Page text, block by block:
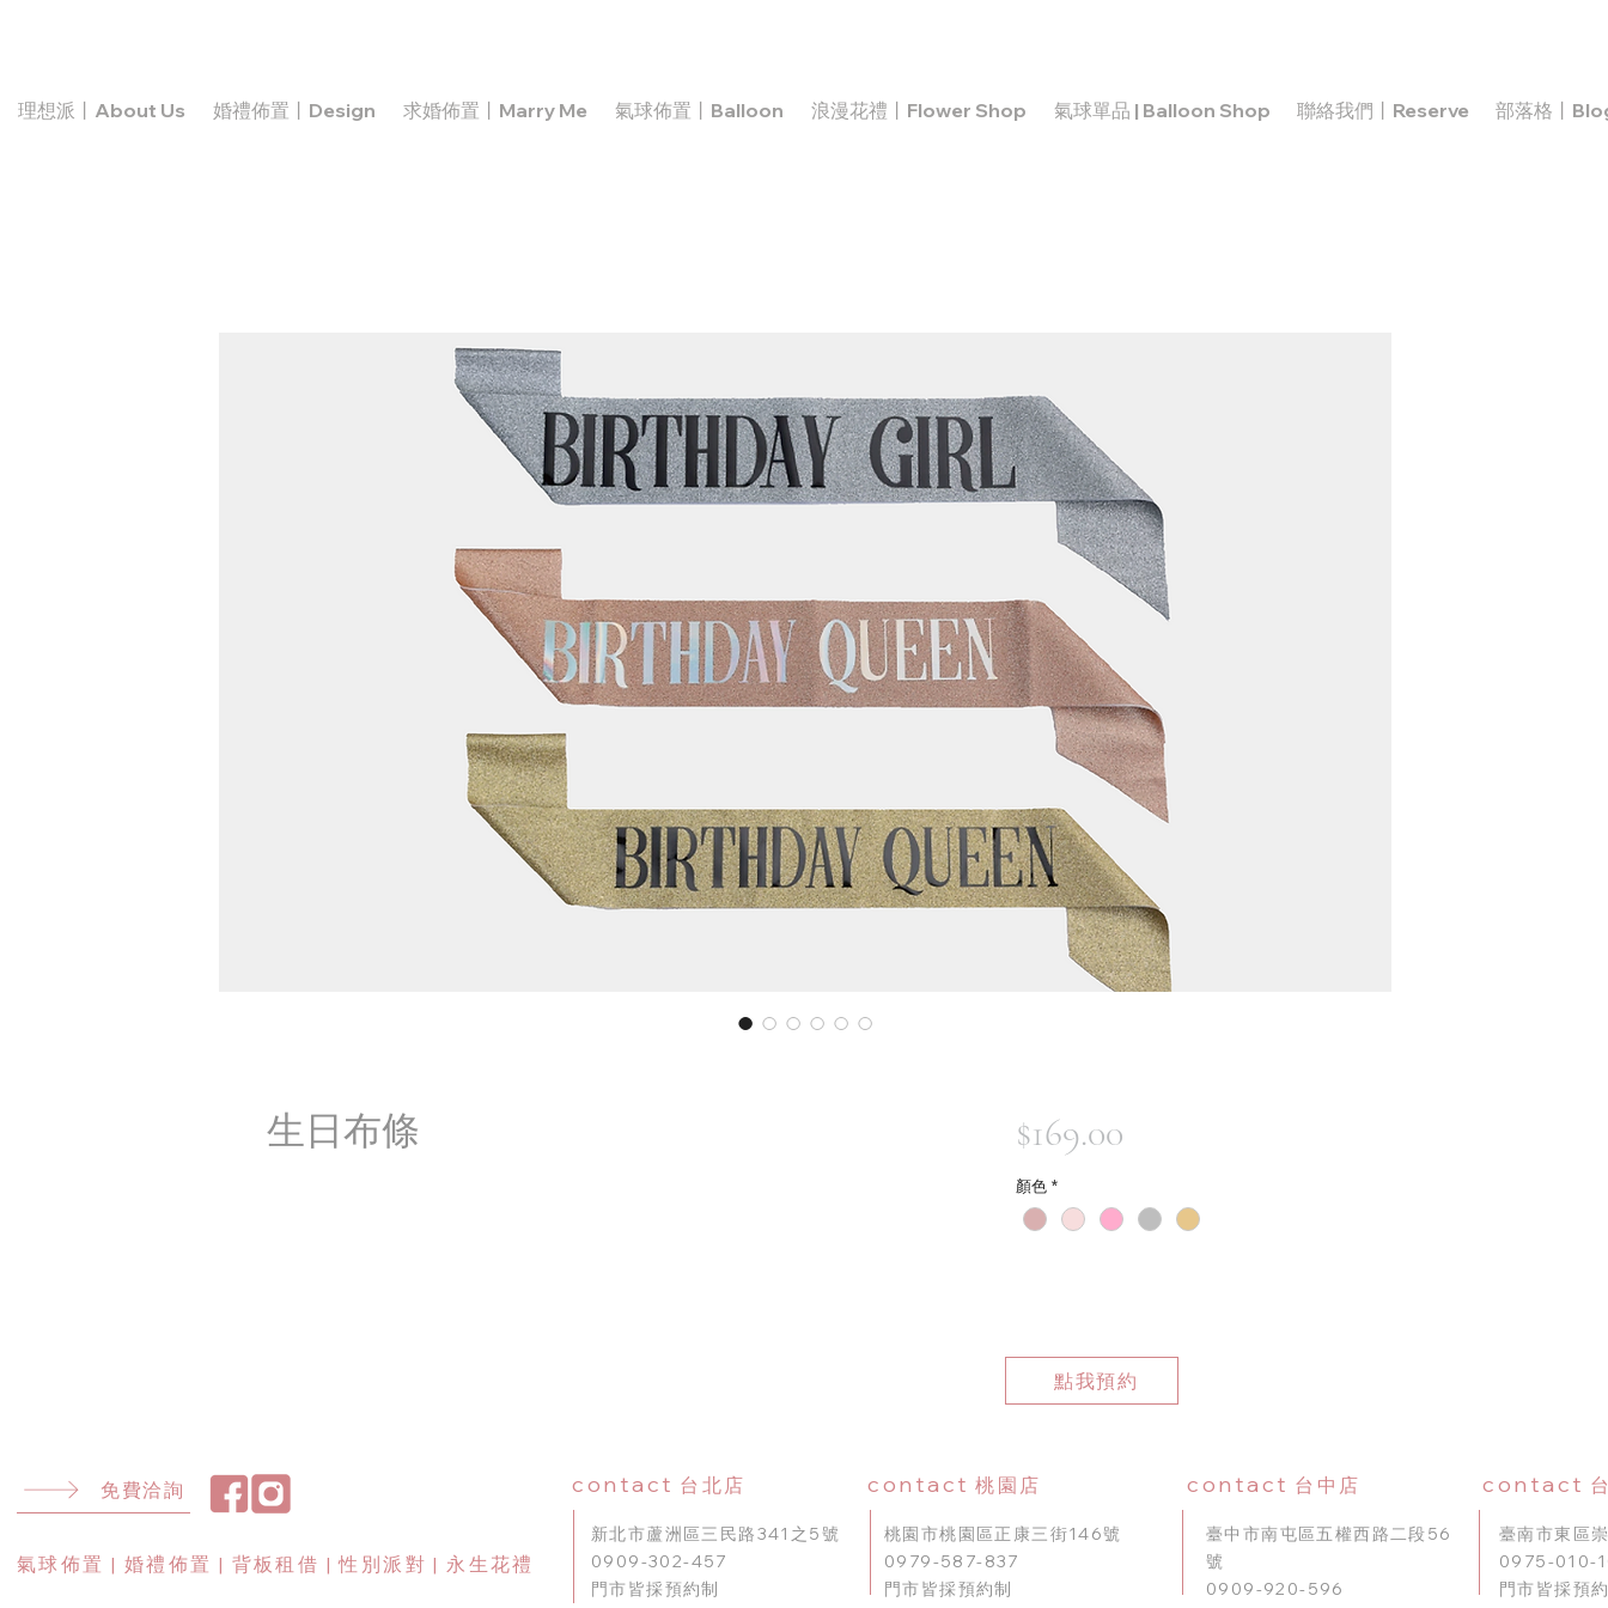
理想派丨About Us 婚禮佈置丨Design 求婚佈置丨Marry Me 氣球佈置丨Balloon 浪漫花禮丨Flower Shop 氣球單品 | Balloon Shop 聯絡我們丨Reserve 部落格丨
生日布條 $169.00
顏色 *
點我預約
免費洽詢 contact 台北店 contact 桃園店 contact 台中店 contact
桃園市桃園區正康三街146號
0979-587-837
門市皆採預約制
​氣球佈置 | 婚禮佈置 | 背板租借 | 性別派對 | 永生花禮
新北市蘆洲區三民路341之5號
0909-302-457
門市皆採預約制
臺南市東區
0975-010-
門市皆採預
臺中市南屯區五權西路二段56
號
0909-920-596